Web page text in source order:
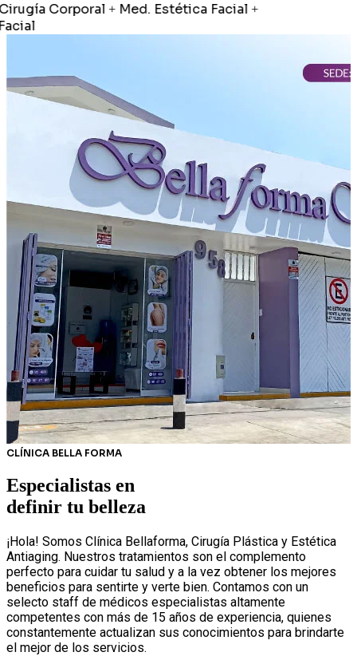
Corporal+ Med. Estética Facial+
CLÍNICA BELLA FORMA
Especialistas en
definir tu belleza
¡Hola! Somos Clínica Bellaforma, Cirugía Plástica y Estética
Antiaging. Nuestros tratamientos son el complemento
perfecto para cuidar tu salud y a la vez obtener los mejores
beneficios para sentirte y verte bien. Contamos con un
selecto staff de médicos especialistas altamente
competentes con más de 15 años de experiencia, quienes
constantemente actualizan sus conocimientos para brindarte
el mejor de los servicios.